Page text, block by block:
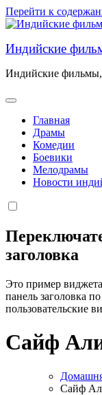
Перейти к
Индийские
Индийские фильмы,
Главная
Драмы
Комедии
Боевики
Мелодрамы
Новости
заголовка
Это пример
панель заголовка
пользовательские
Сайф
Сайф